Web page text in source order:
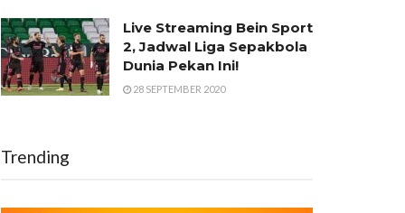
Live Streaming Bein Sport
2, Jadwal Liga Sepakbola
Dunia Pekan Ini!
28 SEPTEMBER 2020
Trending